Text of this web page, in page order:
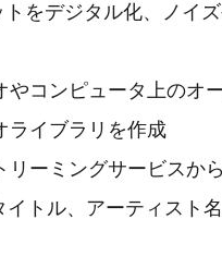
トをデジタル化、ノイ
やコンピュータ上のオ
ライブラリを作成
リーミングサービスか
イトル、アーティスト